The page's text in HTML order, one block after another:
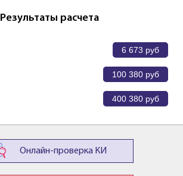
Результаты расчета
6 673 руб
100 380 руб
400 380 руб
Онлайн-проверка КИ